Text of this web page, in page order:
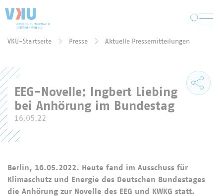
VKU-Startseite Presse Aktuelle Pressemitteilungen
EEG-Novelle: Ingbert Liebing
bei Anhörung im Bundestag
16.05.22
Berlin, 16.05.2022. Heute fand im Ausschuss für
Klimaschutz und Energie des Deutschen Bundestages
die Anhörung zur Novelle des EEG und KWKG statt.